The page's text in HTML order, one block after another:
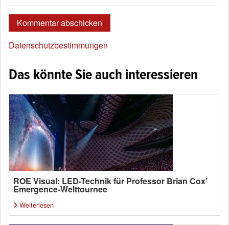
Datenschutzbestimmungen
Das könnte Sie auch interessieren
ROE Visual: LED-Technik für Professor Brian Cox’
Emergence-Welttournee
Weiterlesen